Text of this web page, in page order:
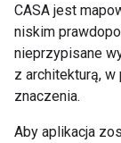
CASA jest
niskim
nieprzypisane
z architekturą, w
znaczenia.
Aby aplikacja